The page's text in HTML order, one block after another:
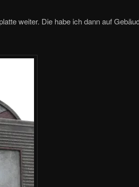
weiter. Die habe ich dann auf